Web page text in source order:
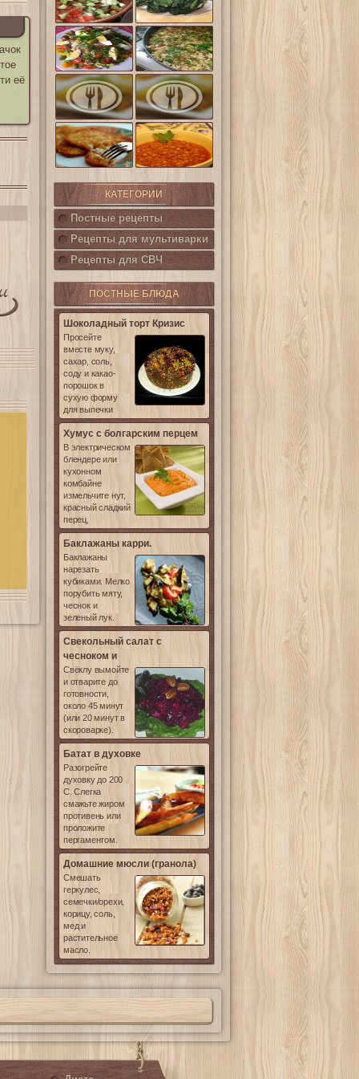
её
(Салат
Кампестре)
шпинат
Французский
салат Нисуаз
Ленивые
кабачки
Овощная
запеканка из
кабачков и
баклажанов
Салат из печени
трески с
каперсами
Картофельные
котлетки с
кукурузой
Горошница
КАТЕГОРИИ
Постные рецепты
Рецепты для мультиварки
Рецепты для СВЧ
ПОСТНЫЕ БЛЮДА
Шоколадный торт Кризис
Просейте
вместе муку,
сахар, соль,
соду и какао-
порошок в
сухую форму
для выпечки
Хумус с болгарским перцем
В электрическом
блендере или
кухонном
комбайне
измельчите нут,
красный сладкий
перец,
Баклажаны карри.
Баклажаны
нарезать
кубиками. Мелко
порубить мяту,
чеснок и
зеленый лук.
Свекольный салат с
чесноком и
Свёклу вымойте
и отварите до
готовности,
около 45 минут
(или 20 минут в
скороварке).
Батат в духовке
Разогрейте
духовку до 200
С. Слегка
смажьте жиром
противень или
проложите
пергаментом.
Домашние мюсли (гранола)
Смешать
геркулес,
семечки/орехи,
корицу, соль,
мед и
растительное
масло.